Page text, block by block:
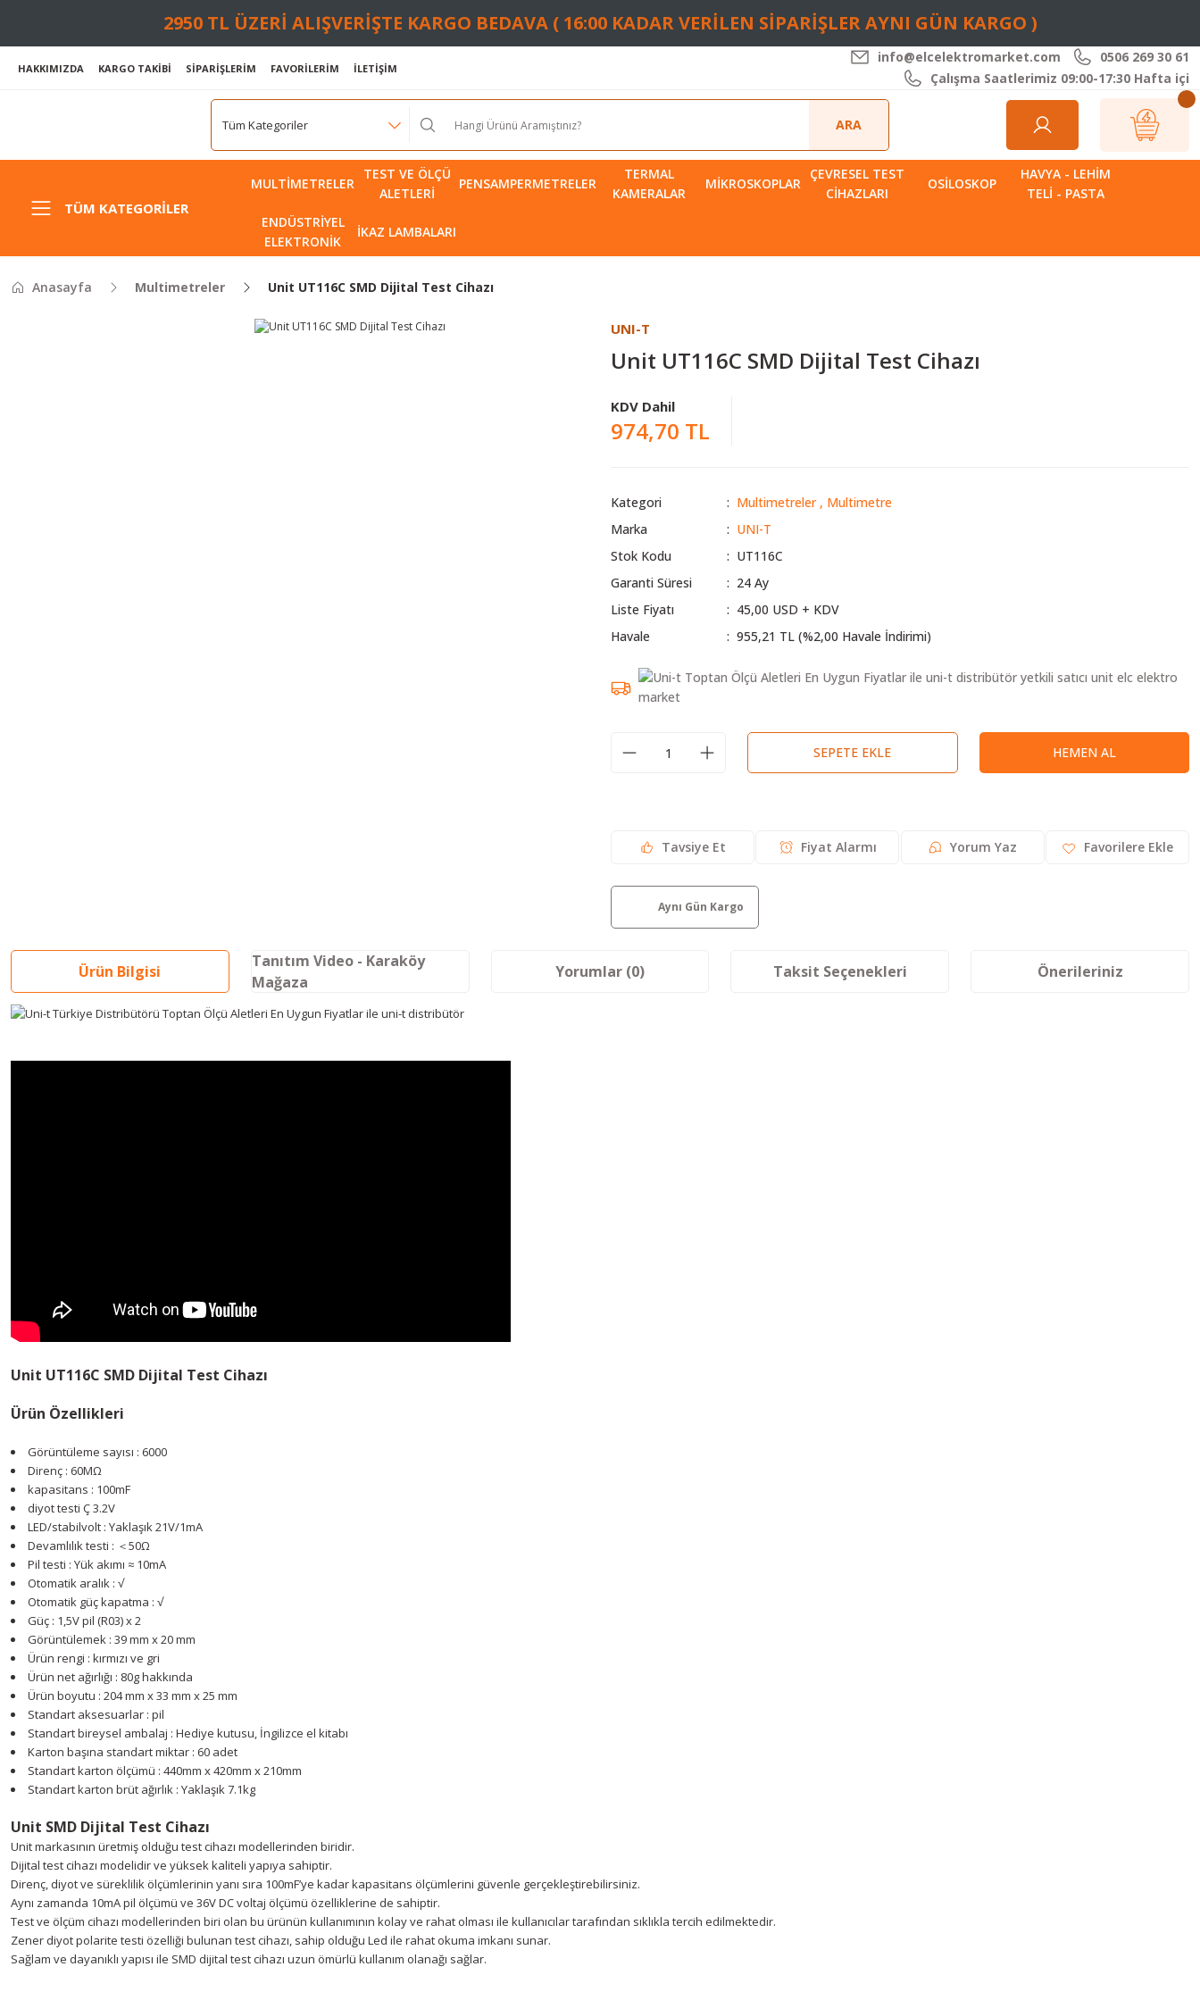
2950 TL ÜZERİ ALIŞVERİŞTE KARGO BEDAVA ( 16:00 KADAR VERİLEN SİPARİŞLER AYNI GÜN KARGO )
HAKKIMIZDA KARGO TAKİBİ SİPARİŞLERİM FAVORİLERİM İLETİŞİM
info@elcelektromarket.com
0506 269 30 61
Çalışma Saatlerimiz 09:00-17:30 Hafta içi
ARA
TÜM KATEGORILER
MULTIMETRELER
TEST VE ÖLÇÜ
ALETLERI
PENSAMPERMETRELER
TERMAL
KAMERALAR
MIKROSKOPLAR
ÇEVRESEL TEST
CIHAZLARI
OSILOSKOP
HAVYA - LEHIM
TELI - PASTA
ENDÜSTRIYEL
ELEKTRONIK
İKAZ LAMBALARI
Anasayfa Multimetreler Unit UT116C SMD Dijital Test Cihazı
UNI-T
Unit UT116C SMD Dijital Test Cihazı
KDV Dahil
974,70 TL
Kategori Multimetreler , Multimetre
Marka
UNI-T
Stok Kodu
UT116C
Garanti Süresi
24 Ay
Liste Fiyatı
45,00 USD + KDV
Havale
955,21 TL (%2,00 Havale İndirimi)
SEPETE EKLE HEMEN AL
Tavsiye Et Fiyat Alarmı Yorum Yaz
Aynı Gün Kargo
Ürün Bilgisi
Tanıtım Video - Karaköy
Mağaza
Yorumlar (0) Taksit Seçenekleri Önerileriniz
Unit UT116C SMD Dijital Test Cihazı
Ürün Özellikleri
Görüntüleme sayısı : 6000
Direnç : 60MΩ
kapasitans : 100mF
diyot testi Ç 3.2V
LED/stabilvolt : Yaklaşık 21V/1mA
Devamlılık testi : ＜50Ω
Pil testi : Yük akımı ≈ 10mA
Otomatik aralık : √
Otomatik güç kapatma : √
Güç : 1,5V pil (R03) x 2
Görüntülemek : 39 mm x 20 mm
Ürün rengi : kırmızı ve gri
Ürün net ağırlığı : 80g hakkında
Ürün boyutu : 204 mm x 33 mm x 25 mm
Standart aksesuarlar : pil
Standart bireysel ambalaj : Hediye kutusu, İngilizce el kitabı
Karton başına standart miktar : 60 adet
Standart karton ölçümü : 440mm x 420mm x 210mm
Standart karton brüt ağırlık : Yaklaşık 7.1kg
Unit SMD Dijital Test Cihazı
Unit markasının üretmiş olduğu test cihazı modellerinden biridir.
Dijital test cihazı modelidir ve yüksek kaliteli yapıya sahiptir.
Direnç, diyot ve süreklilik ölçümlerinin yanı sıra 100mF’ye kadar kapasitans ölçümlerini güvenle gerçekleştirebilirsiniz.
Aynı zamanda 10mA pil ölçümü ve 36V DC voltaj ölçümü özelliklerine de sahiptir.
Test ve ölçüm cihazı modellerinden biri olan bu ürünün kullanımının kolay ve rahat olması ile kullanıcılar tarafından sıklıkla tercih edilmektedir.
Zener diyot polarite testi özelliği bulunan test cihazı, sahip olduğu Led ile rahat okuma imkanı sunar.
Sağlam ve dayanıklı yapısı ile SMD dijital test cihazı uzun ömürlü kullanım olanağı sağlar.